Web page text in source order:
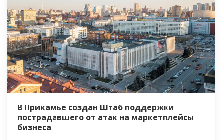
В Прикамье создан Штаб поддержки
пострадавшего от атак на маркетплейсы
бизнеса